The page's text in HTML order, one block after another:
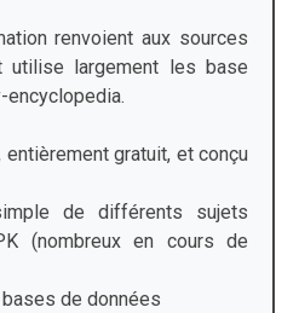
renvoient aux sources
largement les base
gratuit, et conçu
de différents sujets
(nombreux en cours de
de données